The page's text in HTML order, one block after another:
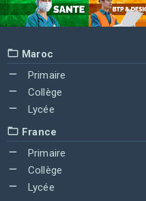
Maroc
Primaire
Collège
Lycée
France
Primaire
Collège
Lycée